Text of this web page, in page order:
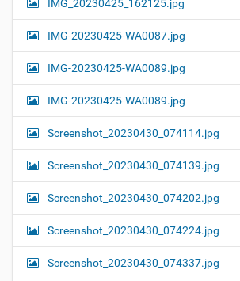
IMG_20230425_162125.jpg
IMG-20230425-WA0087.jpg
IMG-20230425-WA0089.jpg
IMG-20230425-WA0089.jpg
Screenshot_20230430_074114.jpg
Screenshot_20230430_074139.jpg
Screenshot_20230430_074202.jpg
Screenshot_20230430_074224.jpg
Screenshot_20230430_074337.jpg